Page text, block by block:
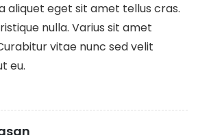
aliquet eget sit amet tellus cras.
nulla. Varius sit amet
vitae nunc sed velit
eu.